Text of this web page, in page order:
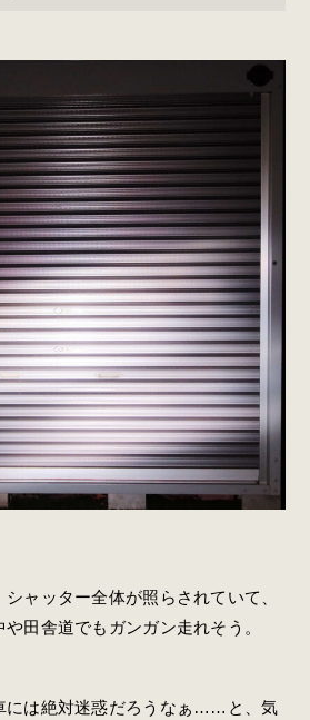
ャッター全体が照らされていて、
田舎道でもガンガン走れそう。
には絶対迷惑だろうなぁ……と、気